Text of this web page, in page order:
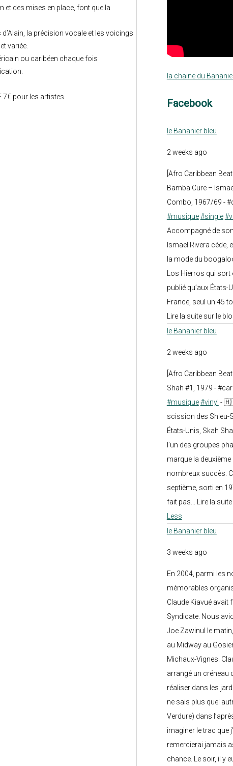
et des mises en place, font que la
la précision vocale et les voicings
variée.
ou caribéen chaque fois
7€ pour les artistes.
la chaine du
Facebook
le Bananier bleu
2 weeks ago
[Afro Caribbean
Bamba Cure –
Combo, 1967/69 -
#musique #single
Accompagné de
Ismael Rivera cède,
la mode du
Los Hierros qui sort
publié qu’aux États-
France, seul un 45
Lire la suite sur le
le Bananier bleu
2 weeks ago
[Afro Caribbean
Shah #1, 1979 -
#musique #vinyl -
scission des Shleu-
États-Unis, Skah
l’un des groupes
marque la
nombreux succès.
septième, sorti en
fait pas... Lire la
Less
le Bananier bleu
3 weeks ago
En 2004, parmi les
mémorables
Claude Kiavué avait
Syndicate. Nous
Joe Zawinul le
au Midway au
Michaux-Vignes.
arrangé un créneau
réaliser dans les
ne sais plus quel
Verdure) dans
imaginer le trac que
remercierai jamais
chance. Le soir, il y